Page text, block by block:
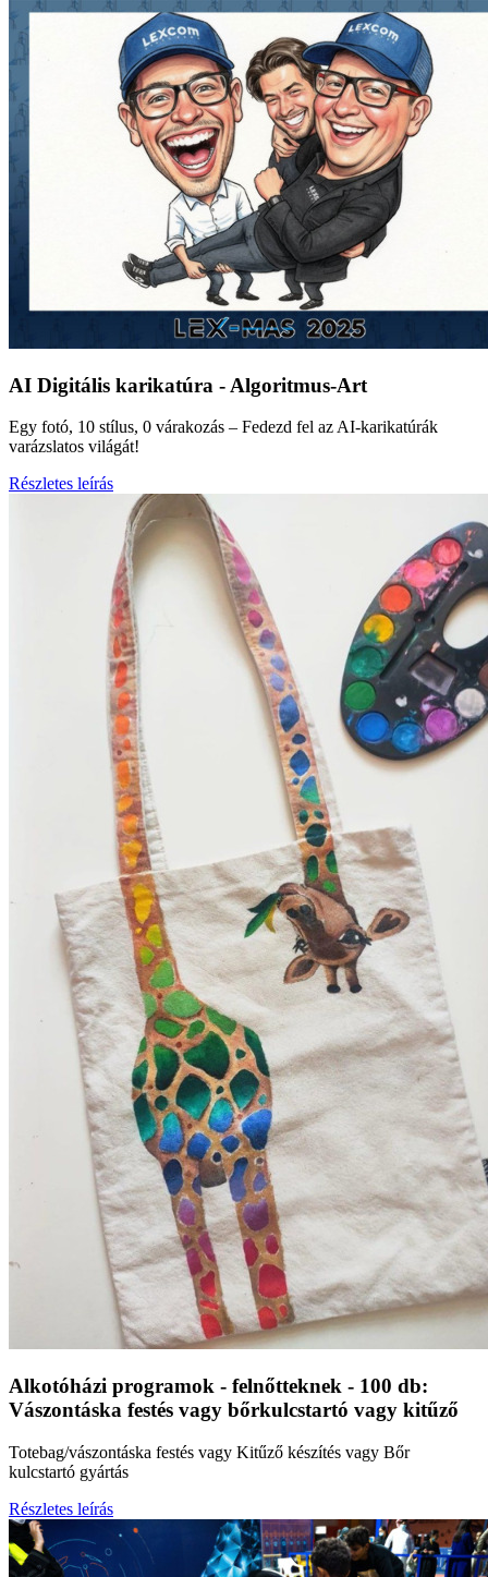
AI Digitális karikatúra - Algoritmus-Art
Egy fotó, 10 stílus, 0 várakozás – Fedezd fel az AI-karikatúrák
varázslatos világát!
Részletes leírás
Alkotóházi programok - felnőtteknek - 100 db:
Vászontáska festés vagy bőrkulcstartó vagy kitűző
Totebag/vászontáska festés vagy Kitűző készítés vagy Bőr
kulcstartó gyártás
Részletes leírás